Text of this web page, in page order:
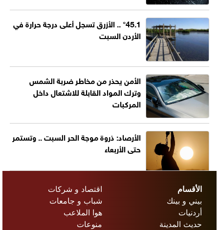
°45.1 .. الأزرق تسجل أعلى درجة حرارة في
الأردن السبت
الأمن يحذر من مخاطر ضربة الشمس
وترك المواد القابلة للاشتعال داخل
المركبات
الأرصاد: ذروة موجة الحر السبت .. وتستمر
حتى الأربعاء
الأقسام
بيني و بينك
أردنيات
حديث المدينة
اقتصاد و شركات
شباب و جامعات
هوا الملاعب
منوعات